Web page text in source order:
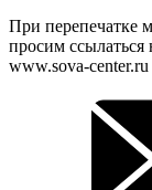
При перепечатке
просим
www.sova-center.ru